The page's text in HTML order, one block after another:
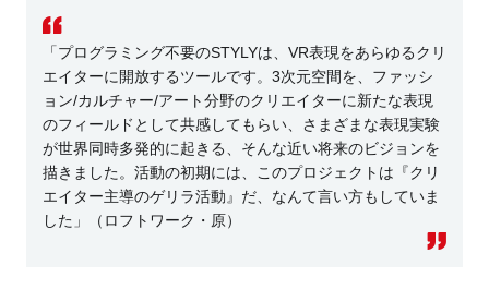
「プログラミング不要のSTYLYは、VR表現をあらゆるクリ
エイターに開放するツールです。3次元空間を、ファッシ
ョン/カルチャー/アート分野のクリエイターに新たな表現
のフィールドとして共感してもらい、さまざまな表現実験
が世界同時多発的に起きる、そんな近い将来のビジョンを
描きました。活動の初期には、このプロジェクトは『クリ
エイター主導のゲリラ活動』だ、なんて言い方もしていま
した」（ロフトワーク・原）